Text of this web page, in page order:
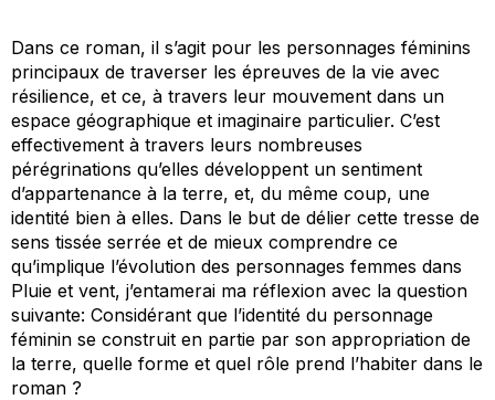
Dans ce roman, il s’agit pour les personnages féminins
principaux de traverser les épreuves de la vie avec
résilience, et ce, à travers leur mouvement dans un
espace géographique et imaginaire particulier. C’est
effectivement à travers leurs nombreuses
pérégrinations qu’elles développent un sentiment
d’appartenance à la terre, et, du même coup, une
identité bien à elles. Dans le but de délier cette tresse de
sens tissée serrée et de mieux comprendre ce
qu’implique l’évolution des personnages femmes dans
Pluie et vent, j’entamerai ma réflexion avec la question
suivante: Considérant que l’identité du personnage
féminin se construit en partie par son appropriation de
la terre, quelle forme et quel rôle prend l’habiter dans le
roman ?